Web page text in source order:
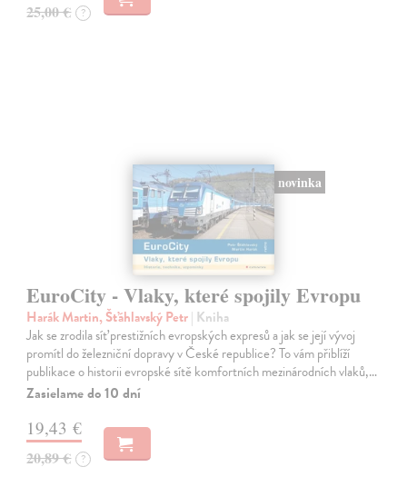
25,00 € ?
novinka
EuroCity - Vlaky, které spojily Evropu
Harák Martin, Šťáhlavský Petr| Kniha
Jak se zrodila síť prestižních evropských expresů a jak se její vývoj
promítl do železniční dopravy v České republice? To vám přiblíží
publikace o historii evropské sítě komfortních mezinárodních vlaků,…
Zasielame do 10 dní
19,43 €
20,89 € ?